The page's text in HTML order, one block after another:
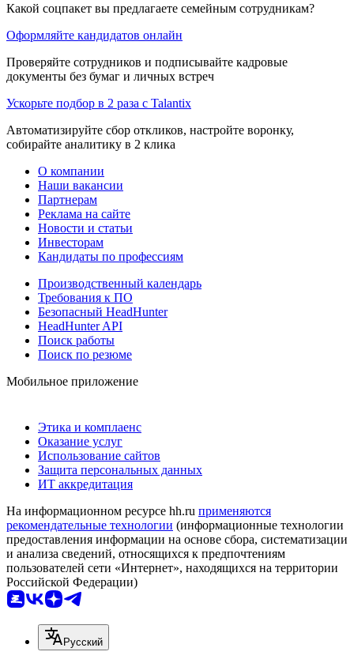
Какой соцпакет вы предлагаете семейным сотрудникам?
Оформляйте кандидатов онлайн
Проверяйте сотрудников и подписывайте кадровые
документы без бумаг и личных встреч
Ускорьте подбор в 2 раза с Talantix
Автоматизируйте сбор откликов, настройте воронку,
собирайте аналитику в 2 клика
О компании
Наши вакансии
Партнерам
Реклама на сайте
Новости и статьи
Инвесторам
Кандидаты по профессиям
Производственный календарь
Требования к ПО
Безопасный HeadHunter
HeadHunter API
Поиск работы
Поиск по резюме
Мобильное приложение
Этика и комплаенс
Оказание услуг
Использование сайтов
Защита персональных данных
ИТ аккредитация
На информационном ресурсе hh.ru применяются
рекомендательные технологии (информационные технологии
предоставления информации на основе сбора, систематизации
и анализа сведений, относящихся к предпочтениям
пользователей сети «Интернет», находящихся на территории
Российской Федерации)
Русский